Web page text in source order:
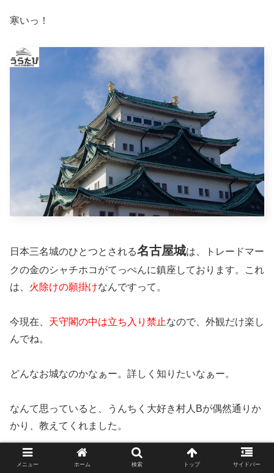
寒いっ！
日本三名城のひとつとされる名古屋城は、トレードマー
クの金のシャチホコがてっぺんに鎮座しております。これ
は、 火除けの願掛けなんですって。
今現在、 天守閣の中は立ち入り禁止なので、外観だけ楽し
んでね。
どんなお城なのかなぁー。詳しく知りたいなぁー。
なんて思っていると、うんちく大好き村人Bが偶然通りか
かり、教えてくれました。
徳川家康は、織田信長が造営した清洲城を廃
メニュー ホーム 検索 トップ サイドバー